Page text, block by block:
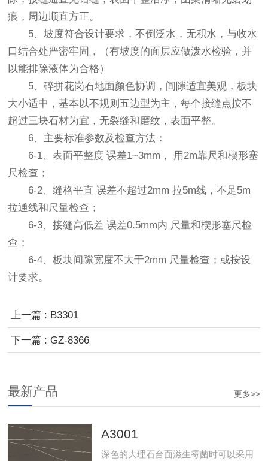
痕，周边顺直方正。
5、坡度符合设计要求，不倒泛水，无积水，与收水
口结合处严密牢固，（有坡度的面层应做泼水检验，并
以能排除液体为合格）
5、碎拼花岗石地面颜色协调，间隙适宜美观，板块
大小适中，基本以不规则五边型为主，每个接缝点按不
超过三块石材为宜，无裂缝和磨纹，表面平整。
6、主要标准参数及检查方法：
6-1、表面平整度 误差1~3mm， 用2m靠尺和楔形塞
尺检查；
6-2、缝格平直 误差不超过2mm 拉5m线，不足5m
拉通线和尺量检查；
6-3、接缝高低差 误差0.5mm内 尺量和楔形塞尺检
查；
6-4、板块间隙宽度不大于2mm 尺量检查；或按设
计要求。
上一篇 : B3301
下一篇 : GZ-8366
更多>>
最新产品
A3001
深色的大理石台面滋生霉菌时可以采用